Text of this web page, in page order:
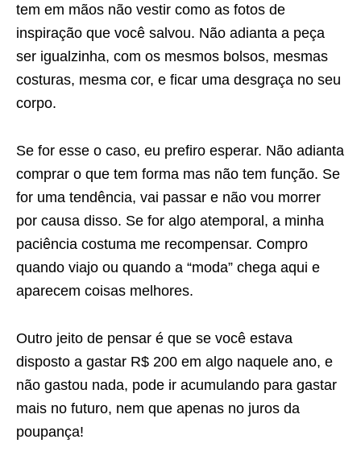
tem em mãos não vestir como as fotos de
inspiração que você salvou. Não adianta a peça
ser igualzinha, com os mesmos bolsos, mesmas
costuras, mesma cor, e ficar uma desgraça no seu
corpo.
Se for esse o caso, eu prefiro esperar. Não adianta
comprar o que tem forma mas não tem função. Se
for uma tendência, vai passar e não vou morrer
por causa disso. Se for algo atemporal, a minha
paciência costuma me recompensar. Compro
quando viajo ou quando a “moda” chega aqui e
aparecem coisas melhores.
Outro jeito de pensar é que se você estava
disposto a gastar R$ 200 em algo naquele ano, e
não gastou nada, pode ir acumulando para gastar
mais no futuro, nem que apenas no juros da
poupança!